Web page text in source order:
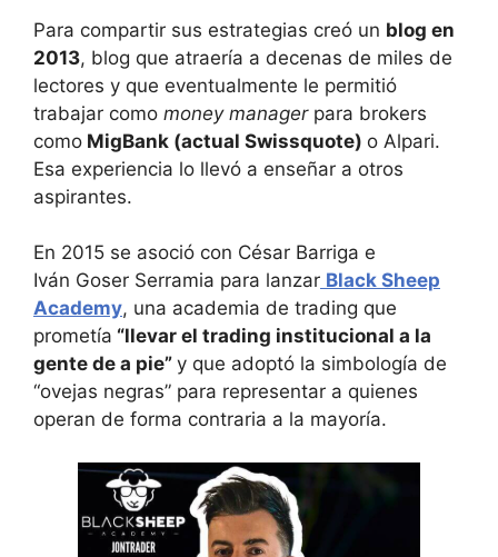
Para compartir sus estrategias creó un blog en
2013, blog que atraería a decenas de miles de
lectores y que eventualmente le permitió
trabajar como money managerpara brokers
como MigBank (actual Swissquote) o Alpari.
Esa experiencia lo llevó a enseñar a otros
aspirantes.
En 2015 se asoció con César Barriga e
Iván Goser Serramia para lanzar Black Sheep
Academy, una academia de trading que
prometía “llevar el trading institucional a la
gente de a pie” y que adoptó la simbología de
“ovejas negras” para representar a quienes
operan de forma contraria a la mayoría.